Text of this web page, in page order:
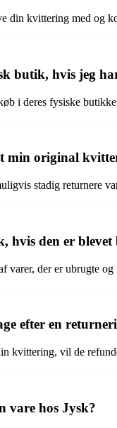
din kvittering med og
butik, hvis jeg
i deres fysiske
min original
stadig returnere
hvis den er blevet
varer, der er ubrugte
efter en
kvittering, vil de
vare hos Jysk?